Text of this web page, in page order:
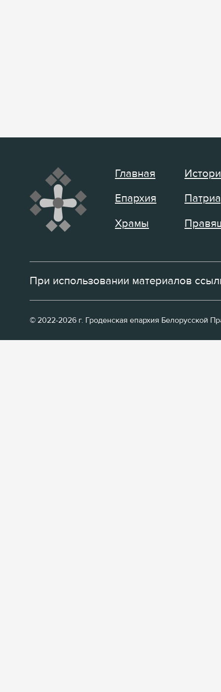
Главная
Епархия
Храмы
При использовании материалов
© 2022-2026 г. Гроденская епархия Белорусской